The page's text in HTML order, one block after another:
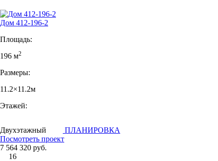
Дом 412-196-2
Площадь:
196 м2
Размеры:
11.2×11.2м
Этажей:
Двухэтажный
ПЛАНИРОВКА
Посмотреть проект
7 564 320 руб.
16